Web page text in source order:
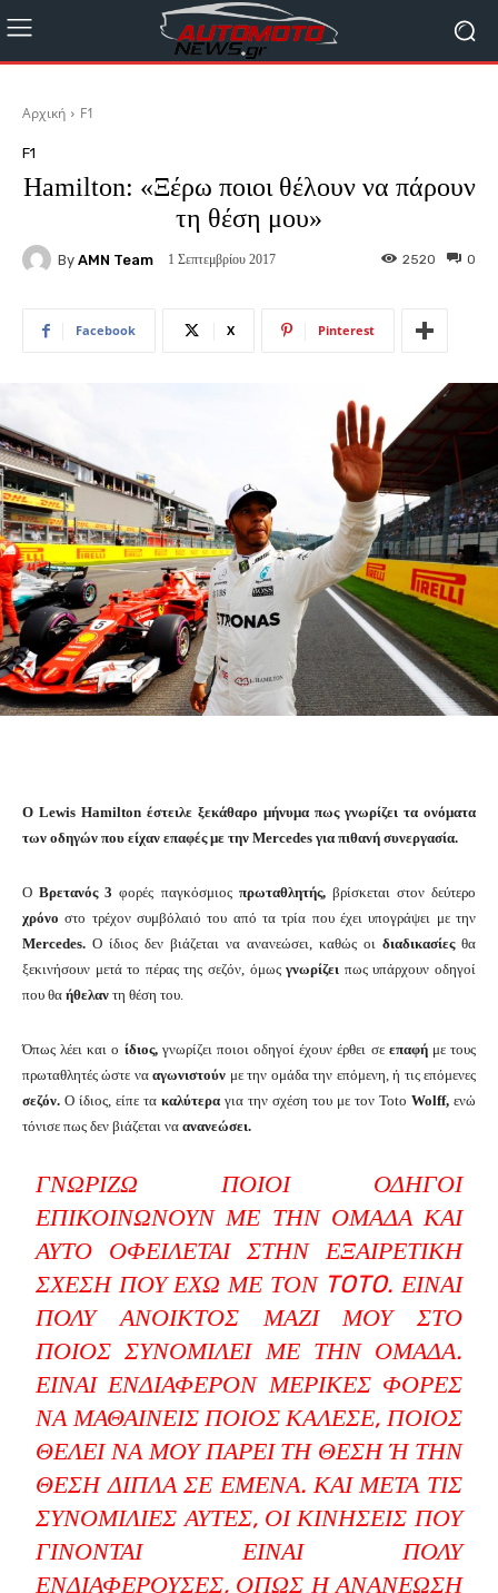
Αρχική F1
F1
Hamilton: «Ξέρω ποιοι θέλουν να πάρουν
τη θέση μου»
By AMN Team 1 Σεπτεμβρίου 2017 0
2520
Facebook X Pinterest
Ο Lewis Hamilton έστειλε ξεκάθαρο μήνυμα πως γνωρίζει τα ονόματα
των οδηγών που είχαν επαφές με την Mercedes για πιθανή συνεργασία.
ΟΒρετανός 3 φορές παγκόσμιος πρωταθλητής,βρίσκεται στον δεύτερο
χρόνο στο τρέχον συμβόλαιό του από τα τρία που έχει υπογράψει με την
Mercedes. Ο ίδιος δεν βιάζεται να ανανεώσει, καθώς οι διαδικασίεςθα
ξεκινήσουν μετά το πέρας της σεζόν, όμωςγνωρίζει πως υπάρχουν οδηγοί
που θα ήθελαν τη θέση του.
Όπως λέει και ο ίδιος,γνωρίζει ποιοι οδηγοί έχουν έρθει σε επαφήμε τους
πρωταθλητές ώστε νααγωνιστούν με την ομάδα την επόμενη, ή τις επόμενες
σεζόν. Ο ίδιος, είπε τα καλύτερα για την σχέση του με τον Toto Wolff, ενώ
τόνισε πως δεν βιάζεται να ανανεώσει.
ΓΝΩΡΊΖΩ ΠΟΙΟΙ ΟΔΗΓΟΊ
ΕΠΙΚΟΙΝΩΝΟΎΝ ΜΕ ΤΗΝ ΟΜΆΔΑ ΚΑΙ
ΑΥΤΌ ΟΦΕΊΛΕΤΑΙ ΣΤΗΝ ΕΞΑΙΡΕΤΙΚΉ
ΣΧΈΣΗ ΠΟΥ ΈΧΩ ΜΕ ΤΟΝ TOTO. ΕΊΝΑΙ
ΠΟΛΎ ΑΝΟΙΚΤΌΣ ΜΑΖΊ ΜΟΥ ΣΤΟ
ΠΟΙΟΣ ΣΥΝΟΜΙΛΕΊ ΜΕ ΤΗΝ ΟΜΆΔΑ.
ΕΊΝΑΙ ΕΝΔΙΑΦΈΡΟΝ ΜΕΡΙΚΈΣ ΦΟΡΈΣ
ΝΑ ΜΑΘΑΊΝΕΙΣ ΠΟΙΟΣ ΚΆΛΕΣΕ, ΠΟΙΟΣ
ΘΈΛΕΙ ΝΑ ΜΟΥ ΠΆΡΕΙ ΤΗ ΘΈΣΗ Ή ΤΗΝ Θ
ΈΣΗ ΔΊΠΛΑ ΣΕ ΕΜΈΝΑ. ΚΑΙ ΜΕΤΆ ΤΙΣ Σ
ΥΝΟΜΙΛΊΕΣ ΑΥΤΈΣ, ΟΙ ΚΙΝΉΣΕΙΣ ΠΟΥ Γ
ΊΝΟΝΤΑΙ ΕΊΝΑΙ ΠΟΛΎ Ε
ΝΔΙΑΦΈΡΟΥΣΕΣ, ΌΠΩΣ Η ΑΝΑΝΈΩΣΗ Τ